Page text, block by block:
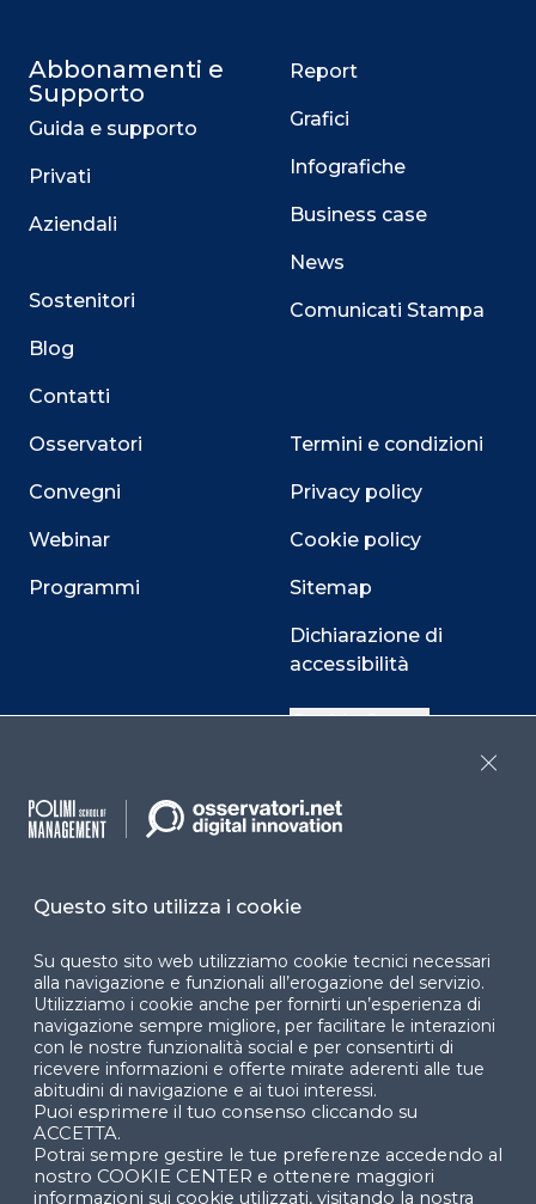
Abbonamenti e
Supporto
Guida e supporto
Privati
Aziendali
Sostenitori
Blog
Contatti
Osservatori
Convegni
Webinar
Programmi
Report
Grafici
Infografiche
Business case
News
Comunicati Stampa
Termini e condizioni
Privacy policy
Cookie policy
Sitemap
Dichiarazione di
accessibilità
Cookie Center
Facebook LinkedIn
© 2024 Copyright © Politecnico di Milano Dipartimento
di Ingegneria Gestionale
Questo sito utilizza i cookie
Su questo sito web utilizziamo cookie tecnici necessari
alla navigazione e funzionali all’erogazione del servizio.
Utilizziamo i cookie anche per fornirti un’esperienza di
navigazione sempre migliore, per facilitare le interazioni
con le nostre funzionalità social e per consentirti di
ricevere informazioni e offerte mirate aderenti alle tue
abitudini di navigazione e ai tuoi interessi.
Puoi esprimere il tuo consenso cliccando su
ACCETTA.
Potrai sempre gestire le tue preferenze accedendo al
nostro COOKIE CENTER e ottenere maggiori
informazioni sui cookie utilizzati, visitando la nostra